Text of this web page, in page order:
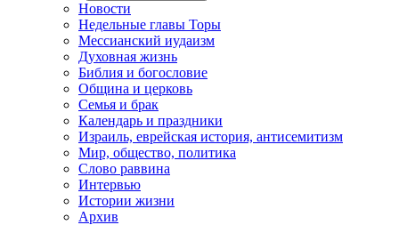
Новости
Недельные главы Торы
Мессианский иудаизм
Духовная жизнь
Библия и богословие
Община и церковь
Семья и брак
Календарь и праздники
Израиль, еврейская история, антисемитизм
Мир, общество, политика
Слово раввина
Интервью
Истории жизни
Архив